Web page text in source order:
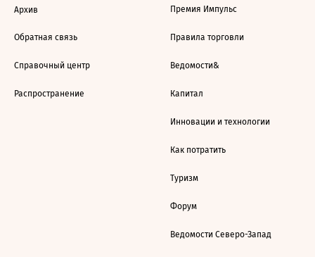
Архив
Обратная связь
Справочный центр
Распространение
Премия Импульс
Правила торговли
Ведомости&
Капитал
Инновации и технологии
Как потратить
Туризм
Форум
Ведомости Северо-Запад